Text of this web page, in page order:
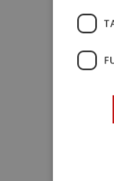
grazie
crescita
Chi